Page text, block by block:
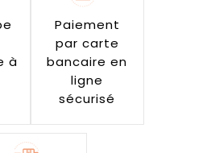
à
Paiement
par carte
bancaire en
ligne
sécurisé